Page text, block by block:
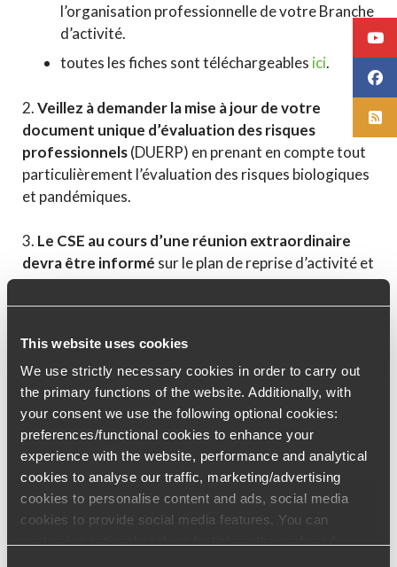
This website uses cookies
We use strictly necessary cookies in order to carry out
the primary functions of the website. Additionally, with
your consent we use the following optional cookies:
preferences/functional cookies to enhance your
experience with the website, performance and analytical
cookies to analyse our traffic, marketing/advertising
cookies to personalise content and ads, social media
cookies to provide social media features. You can
l’organisation professionnelle de votre Branche
d’activité.
toutes les fiches sont téléchargeables ici.
2.Veillez à demander la mise à jour de votre
document unique d’évaluation des risques
professionnels(DUERP) en prenant en compte tout
particulièrement l’évaluation des risques biologiques
et pandémiques.
3. Le CSE au cours d’une réunion extraordinaire
devra être informé sur le plan de reprise d’activité et
des moyens d’actions mis en œuvre.
Conscients des difficultés auxquelles vous êtes
confrontées, vous pouvez compter sur nos équipes
pour répondre à vos questions liées à ce contexte
épidémique et vous accompagner dans vos
démarches, n’hésitez pas à nous contacter
Votre équipe ELLIPCE reste à votre disposition !